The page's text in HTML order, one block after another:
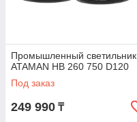
Промышленный светильник
ATAMAN HB 260 750 D120
Под заказ
249 990 ₸